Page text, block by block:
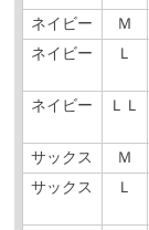
ネイビー
Ｍ
ネイビー
Ｌ
ネイビー
ＬＬ
サックス
Ｍ
サックス
Ｌ